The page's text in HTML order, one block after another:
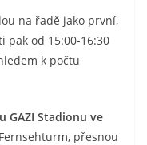
na řadě jako první,
pak od 15:00-16:30
k počtu
GAZI Stadionu ve
přesnou